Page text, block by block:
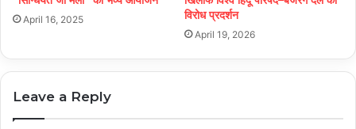
April 16, 2025
विरोध प्रदर्शन
April 19, 2026
Leave a Reply